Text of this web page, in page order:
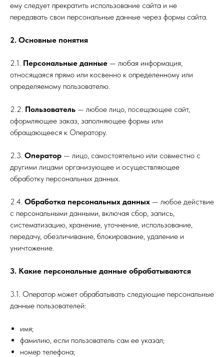
ему следует прекратить использование сайта и не
передавать свои персональные данные через формы сайта.
2. Основные понятия
2.1. Персональные данные — любая информация,
относящаяся прямо или косвенно к определенному или
определяемому пользователю.
2.2. Пользователь — любое лицо, посещающее сайт,
оформляющее заказ, заполняющее формы или
обращающееся к Оператору.
2.3. Оператор — лицо, самостоятельно или совместно с
другими лицами организующее и осуществляющее
обработку персональных данных.
2.4. Обработка персональных данных — любое действие
с персональными данными, включая сбор, запись,
систематизацию, хранение, уточнение, использование,
передачу, обезличивание, блокирование, удаление и
уничтожение.
3. Какие персональные данные обрабатываются
3.1. Оператор может обрабатывать следующие персональные
данные пользователей:
имя;
фамилию, если пользователь сам ее указал;
номер телефона;